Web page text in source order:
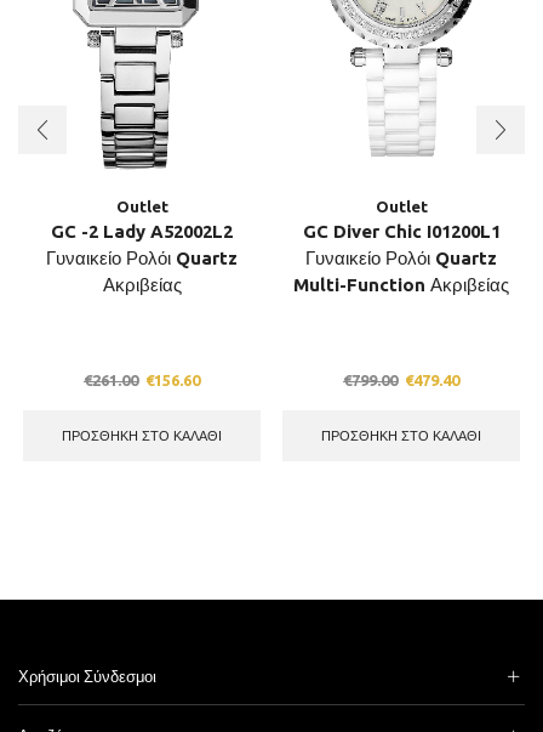
Outlet
GC -2 Lady A52002L2
Γυναικείο Ρολόι Quartz
Ακριβείας
€261.00 Original
€156.60Current
ΠΡΟΣΘΉΚΗ ΣΤΟ ΚΑΛΆΘΙ
Outlet
GC Diver Chic I01200L1
Γυναικείο Ρολόι Quartz
Multi-Function Ακριβείας
€799.00 Original
€479.40Current
ΠΡΟΣΘΉΚΗ ΣΤΟ ΚΑΛΆΘΙ
Χρήσιμοι Σύνδεσμοι